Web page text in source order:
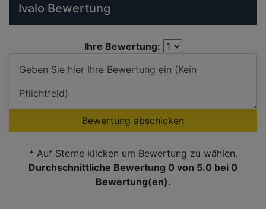
Ivalo Bewertung
Ihre Bewertung:
Bewertung abschicken
* Auf Sterne klicken um Bewertung zu wählen.
Durchschnittliche Bewertung 0 von 5.0 bei 0
Bewertung(en).